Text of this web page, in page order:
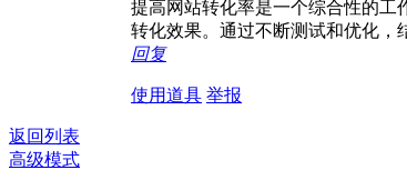
提高网站转化率是一个综合性的工
转化效果。通过不断测试和优化，
回复
使用道具 举报
返回列表
高级模式